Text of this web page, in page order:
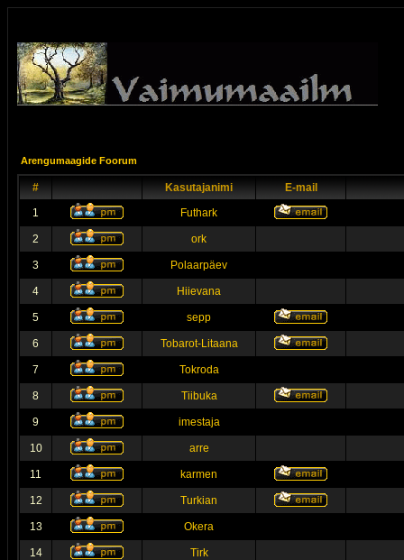
Arengumaagide Foorum
# Kasutajanimi
E-mail
1
Futhark
2 ork
3 Polaarpäev
4 Hiievana
5 sepp
6 Tobarot-Litaana
7 Tokroda
8 Tiibuka
9 imestaja
10 arre
11 karmen
12 Turkian
13 Okera
14 Tirk